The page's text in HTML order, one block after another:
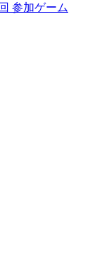
参加ゲーム